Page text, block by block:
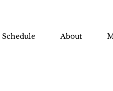
Schedule About